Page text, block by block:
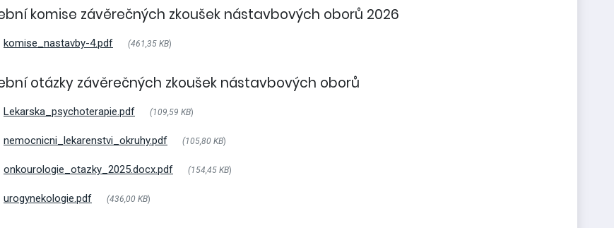
komise závěrečných zkoušek nástavbových oborů 2026
komise_nastavby-4.pdf (461,35 KB)
otázky závěrečných zkoušek nástavbových oborů
Lekarska_psychoterapie.pdf (109,59 KB)
nemocnicni_lekarenstvi_okruhy.pdf (105,80 KB)
onkourologie_otazky_2025.docx.pdf (154,45 KB)
urogynekologie.pdf (436,00 KB)